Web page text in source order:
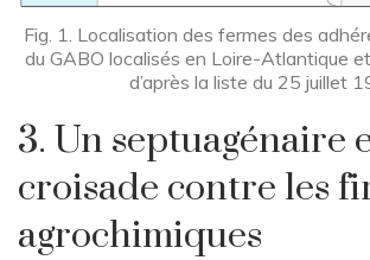
Fig. 1. Localisation des fermes des
du GABO localisés en Loire-Atlantique
d’après la liste du 25 juillet
3. Un septuagénaire
croisade contre les
agrochimiques